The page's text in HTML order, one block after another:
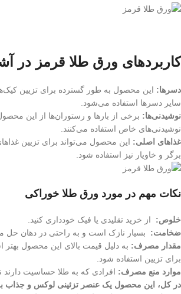
کاربردهای ورق طلا قرمز در
دسرها: این محصول به طور گسترده برای تزیین
سایر دسرها استفاده می‌شود.
نوشیدنی‌ها: برخی از بارها و رستوران‌ها از این
نوشیدنی‌های خاص استفاده می‌کنند.
غذاهای اصلی: این محصول می‌تواند برای تزیین
برگر و خاویار نیز استفاده شود.
نکات مهم در مورد ورق طلا خوراکی
خلوص: از خرید تقلیدی یا فیک خودداری کنید.
ضخامت: بسیار نازک است و به راحتی در دهان حل
مقدار مصرف: به دلیل قیمت بالای این محصول
برای تزیین استفاده شود.
موارد منع مصرف: افرادی که به طلا حساسیت دارند
در کل، این محصول یک عنصر تزئینی لوکس و جذاب